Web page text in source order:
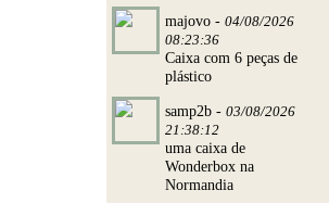
majovo - 04/08/2026
08:23:36
Caixa com 6 peças de
plástico
samp2b - 03/08/2026
21:38:12
uma caixa de
Wonderbox na
Normandia